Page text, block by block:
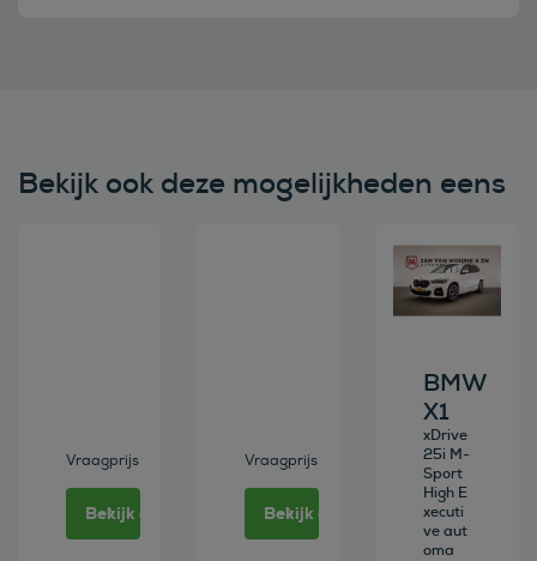
Bekijk ook deze mogelijkheden eens
Vraagprijs
Bekijk deze auto
Vraagprijs
Bekijk deze auto
Bekijk deze
BMW
X1
xDrive
25i M-
Sport
High E
xecuti
ve aut
oma